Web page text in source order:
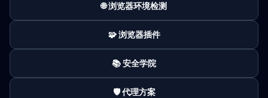
🌐 浏览器环境检测
🧩 浏览器插件
📚 安全学院
🛡️ 代理方案